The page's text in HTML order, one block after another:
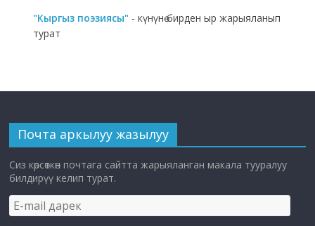
"Кыргыз поэзиясы" - күнүнө бирден ыр жарыяланып
турат
Почта аркылуу жазылуу
Сиз көрсөткөн почтага сайтта жарыяланган макала тууралуу
билдирүү келип турат.
E-
mail